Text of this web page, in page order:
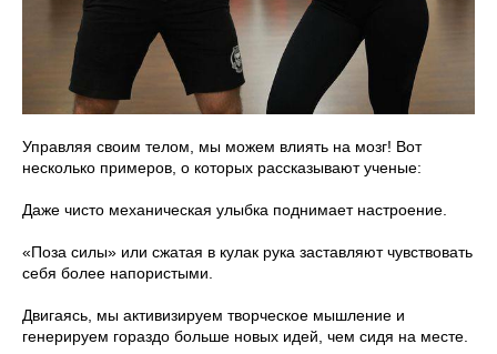
Управляя своим телом, мы можем влиять на мозг! Вот
несколько примеров, о которых рассказывают ученые:
Даже чисто механическая улыбка поднимает настроение.
«Поза силы» или сжатая в кулак рука заставляют чувствовать
себя более напористыми.
Двигаясь, мы активизируем творческое мышление и
генерируем гораздо больше новых идей, чем сидя на месте.